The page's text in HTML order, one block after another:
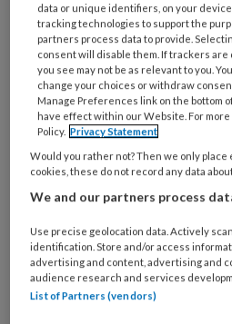
Risicovoeten
Diabetische voet
Reumatische voet
Oncologische voet
Spastische voet
Oudere voet
data or unique identifiers, on your
tracking technologies to support the
partners process data to provide.
consent will disable them. If trackers are
you see may not be as relevant to you.
change your choices or withdraw
Manage Preferences link on the bottom
have effect within our Website. For
Policy. Privacy Statement
Would you rather not? Then we only
cookies, these do not record any data
We and our partners process
Use precise geolocation data. Actively
identification. Store and/or access
advertising and content, advertising and
audience research and services
List of Partners (vendors)